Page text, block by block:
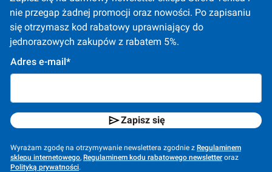
nie przegap żadnej promocji oraz nowości. Po zapisaniu
się otrzymasz kod rabatowy uprawniający do
jednorazowych zakupów z rabatem 5%.
Adres e-mail*
Zapisz się
Wyrażam zgodę na otrzymywanie newslettera zgodnie z Regulaminem
sklepu internetowego, Regulaminem kodu rabatowego newsletter oraz
Polityką prywatności.